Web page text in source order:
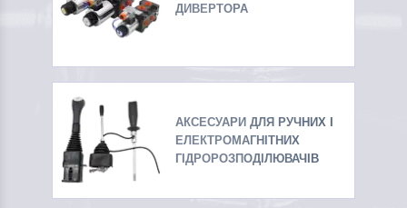
ДИВЕРТОРА
АКСЕСУАРИ ДЛЯ РУЧНИХ І
ЕЛЕКТРОМАГНІТНИХ
ГІДРОРОЗПОДІЛЮВАЧІВ